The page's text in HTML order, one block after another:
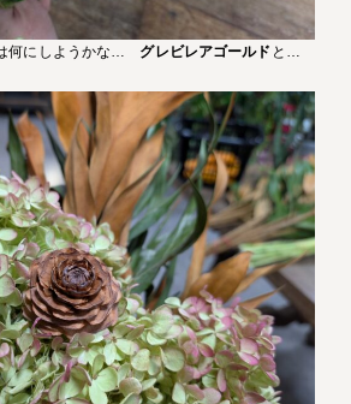
何にしようかな… グレビレアゴールド と…